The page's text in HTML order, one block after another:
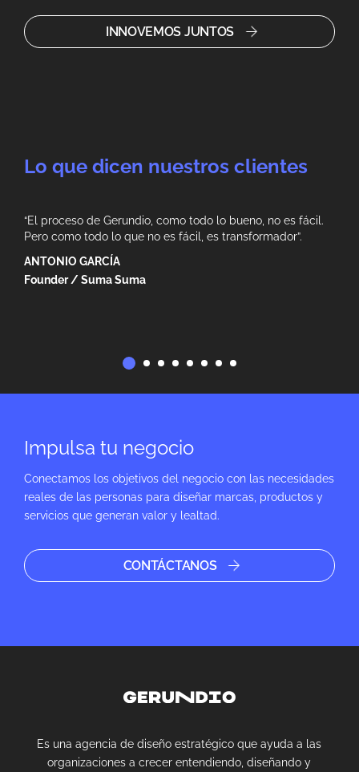
INNOVEMOS JUNTOS
Lo que dicen nuestros clientes
“El proceso de Gerundio, como todo lo bueno, no es fácil.
Pero como todo lo que no es fácil, es transformador”.
ANTONIO GARCÍA
Founder / Suma Suma
Impulsa tu negocio
Conectamos los objetivos del negocio con las necesidades
reales de las personas para diseñar marcas, productos y
servicios que generan valor y lealtad.
CONTÁCTANOS
Es una agencia de diseño estratégico que ayuda a las
organizaciones a crecer entendiendo, diseñando y